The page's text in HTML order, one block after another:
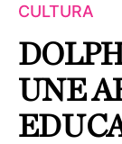
CULTURA
UNE